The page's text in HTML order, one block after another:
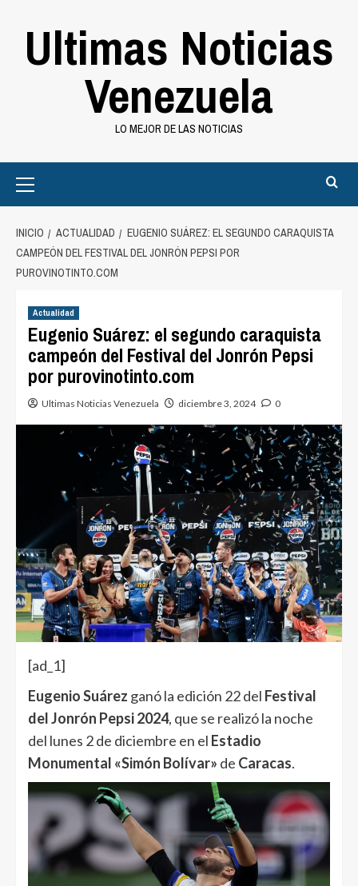
Ultimas Noticias
Venezuela
LO MEJOR DE LAS NOTICIAS
Menu
INICIO ACTUALIDAD
EUGENIO SUÁREZ: EL SEGUNDO CARAQUISTA
CAMPEÓN DEL FESTIVAL DEL JONRÓN PEPSI POR
PUROVINOTINTO.COM
Actualidad
Eugenio Suárez: el segundo caraquista
campeón del Festival del Jonrón Pepsi
por purovinotinto.com
Ultimas Noticias Venezuela diciembre 3, 2024 0
[ad_1]
Eugenio Suárez ganó la edición 22 del Festival
del Jonrón Pepsi 2024, que se realizó la noche
del lunes 2 de diciembre en el Estadio
Monumental «Simón Bolívar» de Caracas.